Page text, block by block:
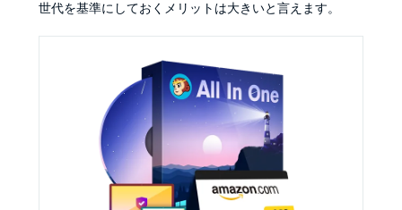
世代を基準にしておくメリットは大きいと言えます。